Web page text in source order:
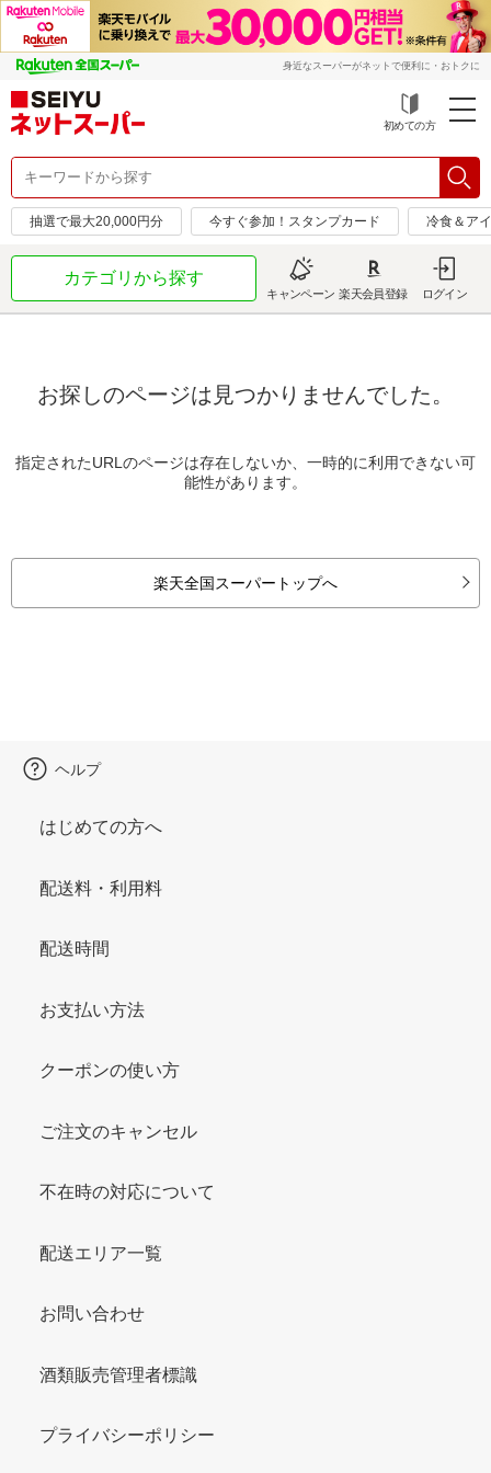
身近なスーパーがネットで便利に・おトクに
初めての方
抽選で最大20,000円分 今すぐ参加！スタンプカード 冷食＆ア
カテゴリから探す
キャンペーン 楽天会員登録 ログイン
お探しのページは見つかりませんでした。
指定されたURLのページは存在しないか、一時的に利用できない可
能性があります。
楽天全国スーパートップへ
ヘルプ
はじめての方へ
配送料・利用料
配送時間
お支払い方法
クーポンの使い方
ご注文のキャンセル
不在時の対応について
配送エリア一覧
お問い合わせ
酒類販売管理者標識
プライバシーポリシー